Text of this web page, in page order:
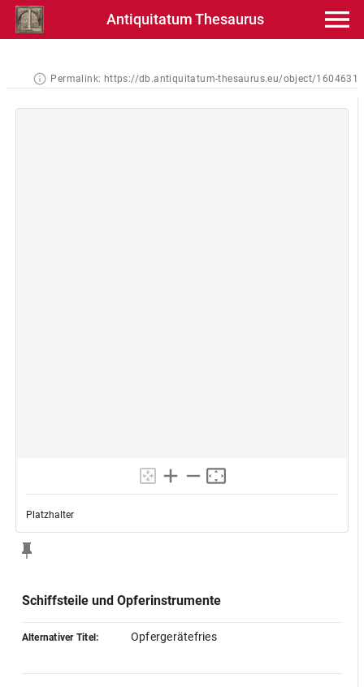
Antiquitatum Thesaurus
Permalink: https://db.antiquitatum-thesaurus.eu/object/1604631
Platzhalter
Schiffsteile und Opferinstrumente
Alternativer Titel: Opfergerätefries